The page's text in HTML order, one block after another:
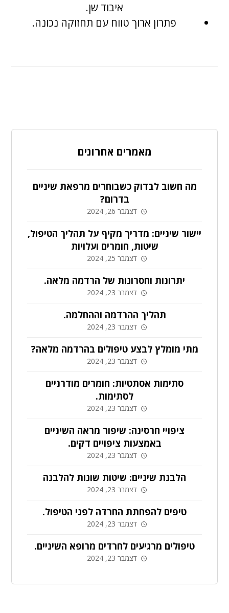
איבוד שן.
פתרון ארוך טווח עם תחזוקה נכונה.
מאמרים אחרונים
מה חשוב לבדוק כשבוחרים מרפאת שיניים
בדרום?
דצמבר 26, 2024
יישור שיניים: מדריך מקיף על תהליך הטיפול,
שיטות, חומרים ועלויות
דצמבר 25, 2024
יתרונות וחסרונות של הרדמה מלאה.
דצמבר 23, 2024
תהליך ההרדמה וההחלמה.
דצמבר 23, 2024
מתי מומלץ לבצע טיפולים בהרדמה מלאה?
דצמבר 23, 2024
סתימות אסתטיות: חומרים מודרניים
לסתימות.
דצמבר 23, 2024
ציפויי חרסינה: שיפור מראה השיניים
באמצעות ציפויים דקים.
דצמבר 23, 2024
הלבנת שיניים: שיטות שונות להלבנה
דצמבר 23, 2024
טיפים להפחתת החרדה לפני הטיפול.
דצמבר 23, 2024
טיפולים מרגיעים לחרדים מרופא השיניים.
דצמבר 23, 2024